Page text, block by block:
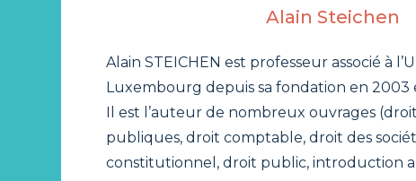
Alain Steichen
Alain STEICHEN est professeur associé à
Luxembourg depuis sa fondation en 2003
Il est l’auteur de nombreux ouvrages
publiques, droit comptable, droit des
constitutionnel, droit public, introduction